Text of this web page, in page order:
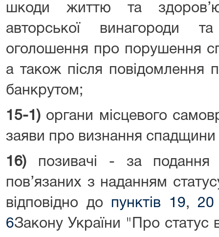
шкоди життю та
авторської винагороди
оголошення про порушення
а також після повідомлення
банкрутом;
15-1) органи місцевого
заяви про визнання
16) позивачі - за подання
пов’язаних з наданням
відповідно до пунктів 19,20
6Закону України "Про статус